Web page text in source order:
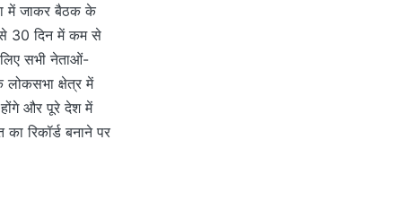
में जाकर बैठक के
से 30 दिन में कम से
सभी नेताओं-
क्षेत्र में
और पूरे देश में
रिकॉर्ड बनाने पर